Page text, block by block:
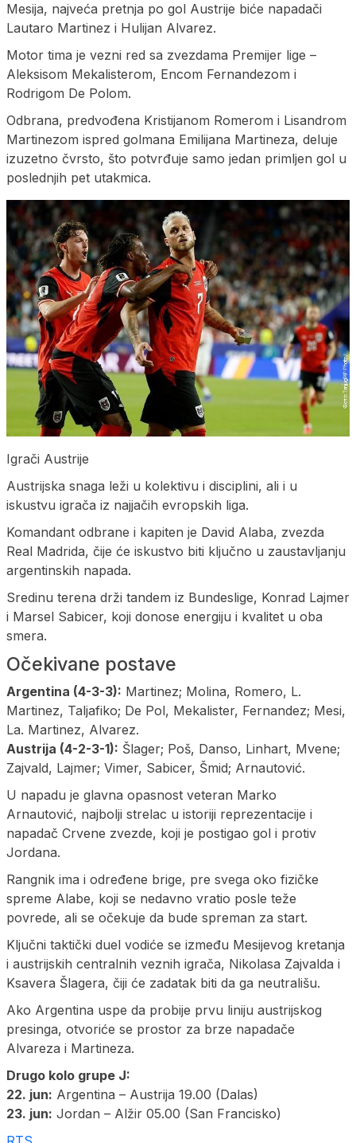
Mesija, najveća pretnja po gol Austrije biće napadači
Lautaro Martinez i Hulijan Alvarez.
Motor tima je vezni red sa zvezdama Premijer lige –
Aleksisom Mekalisterom, Encom Fernandezom i
Rodrigom De Polom.
Odbrana, predvođena Kristijanom Romerom i Lisandrom
Martinezom ispred golmana Emilijana Martineza, deluje
izuzetno čvrsto, što potvrđuje samo jedan primljen gol u
poslednjih pet utakmica.
Igrači Austrije
Austrijska snaga leži u kolektivu i disciplini, ali i u
iskustvu igrača iz najjačih evropskih liga.
Komandant odbrane i kapiten je David Alaba, zvezda
Real Madrida, čije će iskustvo biti ključno u zaustavljanju
argentinskih napada.
Sredinu terena drži tandem iz Bundeslige, Konrad Lajmer
i Marsel Sabicer, koji donose energiju i kvalitet u oba
smera.
Očekivane postave
Argentina (4-3-3): Martinez; Molina, Romero, L.
Martinez, Taljafiko; De Pol, Mekalister, Fernandez; Mesi,
La. Martinez, Alvarez.
Austrija (4-2-3-1): Šlager; Poš, Danso, Linhart, Mvene;
Zajvald, Lajmer; Vimer, Sabicer, Šmid; Arnautović.
U napadu je glavna opasnost veteran Marko
Arnautović, najbolji strelac u istoriji reprezentacije i
napadač Crvene zvezde, koji je postigao gol i protiv
Jordana.
Rangnik ima i određene brige, pre svega oko fizičke
spreme Alabe, koji se nedavno vratio posle teže
povrede, ali se očekuje da bude spreman za start.
Ključni taktički duel vodiće se između Mesijevog kretanja
i austrijskih centralnih veznih igrača, Nikolasa Zajvalda i
Ksavera Šlagera, čiji će zadatak biti da ga neutrališu.
Ako Argentina uspe da probije prvu liniju austrijskog
presinga, otvoriće se prostor za brze napadače
Alvareza i Martineza.
Drugo kolo grupe J:
22. jun: Argentina – Austrija 19.00 (Dalas)
23. jun: Jordan – Alžir 05.00 (San Francisko)